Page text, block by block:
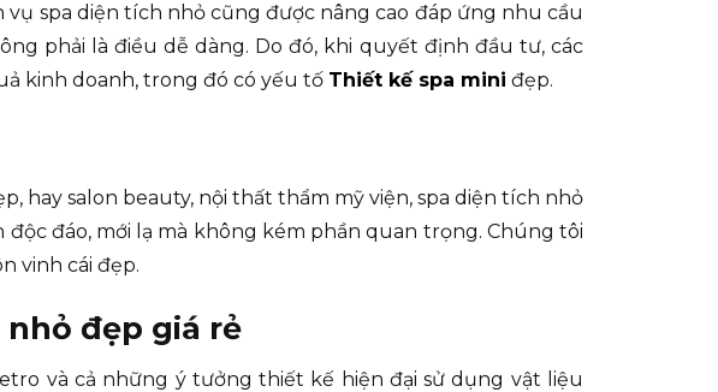
spa diện tích nhỏ cũng được nâng cao đáp ứng nhu cầu
phải là điều dễ dàng. Do đó, khi quyết định đầu tư, các
kinh doanh, trong đó có yếu tố Thiết kế spa mini đẹp.
hay salon beauty, nội thất thẩm mỹ viện, spa diện tích nhỏ
đáo, mới lạ mà không kém phần quan trọng. Chúng tôi
vinh cái đẹp.
đẹp giá rẻ
và cả những ý tưởng thiết kế hiện đại sử dụng vật liệu